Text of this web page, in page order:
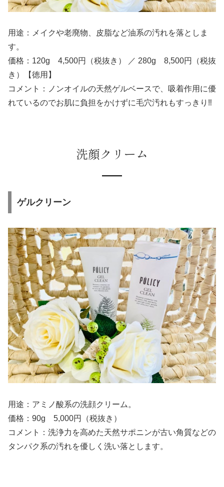
用途：メイクや老廃物、皮脂など油系の汚れを落としま
す。
価格：120g 4,500円（税抜き） ／ 280g 8,500円（税抜
き）【徳用】
コメント：ノンオイルの天然ゲルベースで、吸着作用に優
れているのでお肌に負担をかけずに毛穴汚れもすっきり‼
洗顔クリーム
ゲルクリーン
用途：アミノ酸系の洗顔クリーム。
価格：90g 5,000円（税抜き）
コメント：洗浄力を高めた天然サポニンが古い角質などの
タンパク系の汚れを優しく洗い落とします。